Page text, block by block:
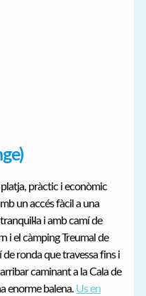
pràctic i econòmic
un accés fàcil a una
i amb camí de
i el càmping Treumal de
de ronda que travessa fins i
caminant a la Cala de
enorme balena. Us en